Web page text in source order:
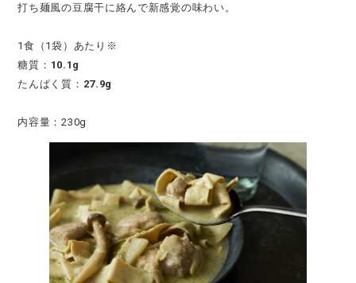
打ち麺風の豆腐干に絡んで新感覚の味わい。
1食（1袋）あたり※
糖質： 10.1g
たんぱく質： 27.9g
内容量：230g